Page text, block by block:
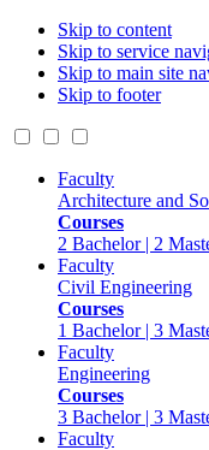
Skip to content
Skip to service
Skip to main site
Skip to footer
Faculty
Architecture and
Courses
2 Bachelor | 2
Faculty
Civil Engineering
Courses
1 Bachelor | 3
Faculty
Engineering
Courses
3 Bachelor | 3
Faculty